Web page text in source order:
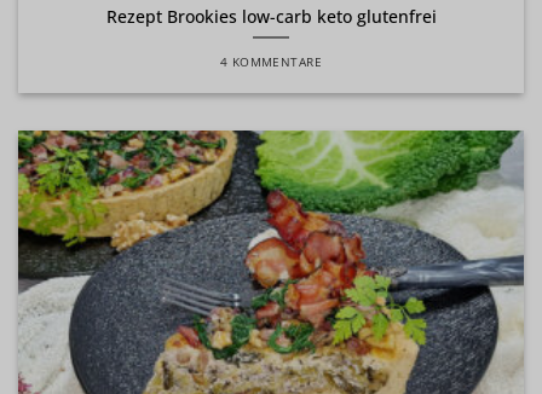
Rezept Brookies low-carb keto glutenfrei
4 KOMMENTARE